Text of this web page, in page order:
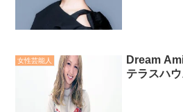
女性芸能人
Dream
テラスハ